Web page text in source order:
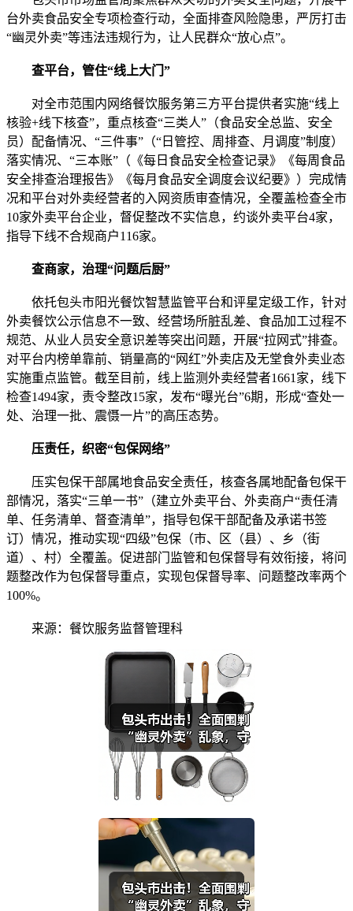
台外卖食品安全专项检查行动，全面排查风险隐患，严厉打击
“幽灵外卖”等违法违规行为，让人民群众“放心点”。
查平台，管住“线上大门”
对全市范围内网络餐饮服务第三方平台提供者实施“线上
核验+线下核查”，重点核查“三类人”（食品安全总监、安全
员）配备情况、“三件事”（“日管控、周排查、月调度”制度）
落实情况、“三本账”（《每日食品安全检查记录》《每周食品
安全排查治理报告》《每月食品安全调度会议纪要》）完成情
况和平台对外卖经营者的入网资质审查情况，全覆盖检查全市
10家外卖平台企业，督促整改不实信息，约谈外卖平台4家，
指导下线不合规商户116家。
查商家，治理“问题后厨”
依托包头市阳光餐饮智慧监管平台和评星定级工作，针对
外卖餐饮公示信息不一致、经营场所脏乱差、食品加工过程不
规范、从业人员安全意识差等突出问题，开展“拉网式”排查。
对平台内榜单靠前、销量高的“网红”外卖店及无堂食外卖业态
实施重点监管。截至目前，线上监测外卖经营者1661家，线下
检查1494家，责令整改15家，发布“曝光台”6期，形成“查处一
处、治理一批、震慑一片”的高压态势。
压责任，织密“包保网络”
压实包保干部属地食品安全责任，核查各属地配备包保干
部情况，落实“三单一书”（建立外卖平台、外卖商户“责任清
单、任务清单、督查清单”，指导包保干部配备及承诺书签
订）情况，推动实现“四级”包保（市、区（县）、乡（街
道）、村）全覆盖。促进部门监管和包保督导有效衔接，将问
题整改作为包保督导重点，实现包保督导率、问题整改率两个
100%。
来源：餐饮服务监督管理科